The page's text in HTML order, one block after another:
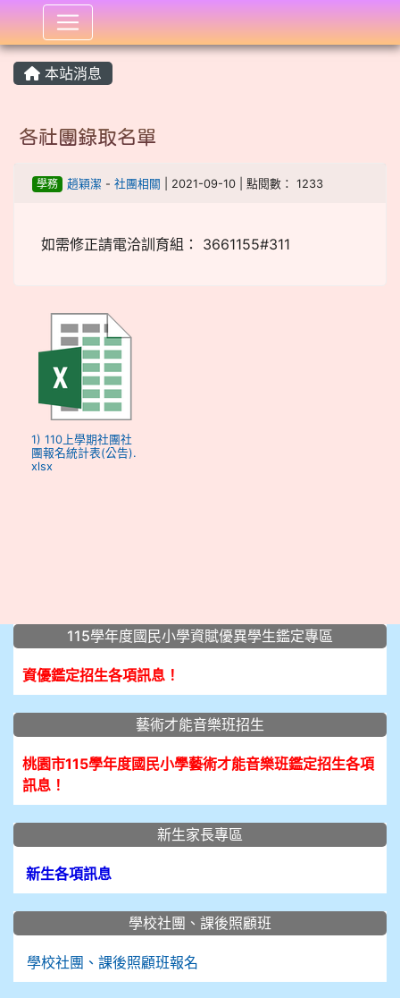
:::
本站消息
各社團錄取名單
學務 趙穎潔 - 社團相關 | 2021-09-10 | 點閱數： 1233
如需修正請電洽訓育組： 3661155#311
1) 110上學期社團社
團報名統計表(公告).
xlsx
::: 115學年度國民小學資賦優異學生鑑定專區
資優鑑定招生各項訊息！
藝術才能音樂班招生
桃園市115學年度國民小學藝術才能音樂班鑑定招生各項
訊息！
新生家長專區
新生各項訊息
學校社團、課後照顧班
學校社團、課後照顧班報名